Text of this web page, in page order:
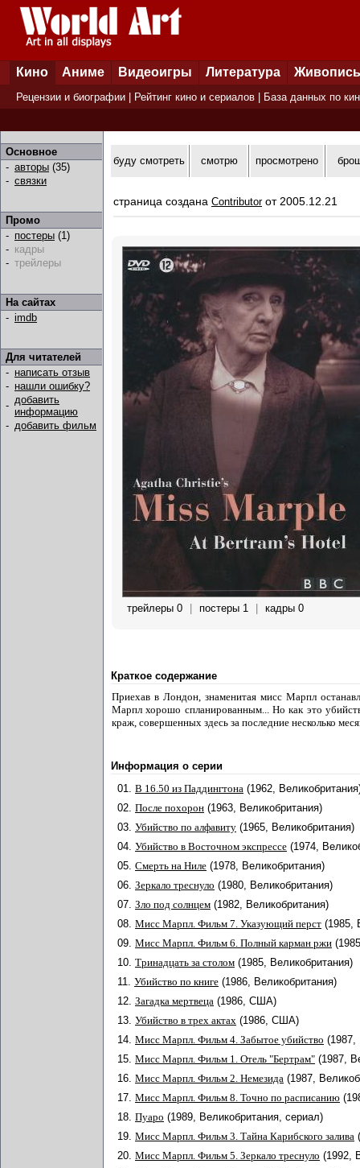
Кино Аниме Видеоигры Литература Живопись
Рецензии и биографии Рейтинг кино и сериалов База данных по
Основное
- авторы (35)
- связки
Промо
- постеры (1)
- кадры
- трейлеры
На сайтах
- imdb
Для читателей
- написать отзыв
- нашли ошибку?
- добавить
информацию
- добавить фильм
буду смотреть смотрю просмотрено
страница создана Contributorот 2005.12.21
трейлеры 0 постеры 1 кадры 0
Краткое содержание
Приехав в Лондон, знаменитая мисс Марпл
Марпл хорошо спланированным... Но как это
краж, совершенных здесь за последние несколько
Информация о серии
01. В 16.50 из Паддингтона (1962,
02. После похорон (1963, Великобритания)
03. Убийство по алфавиту (1965, Великобритания)
04. Убийство в Восточном экспрессе (1974,
05. Смерть на Ниле (1978, Великобритания)
06. Зеркало треснуло (1980, Великобритания)
07. Зло под солнцем (1982, Великобритания)
08. Мисс Марпл. Фильм 7. Указующий перст (1985,
09. Мисс Марпл. Фильм 6. Полный карман ржи
10. Тринадцать за столом (1985, Великобритания)
11. Убийство по книге (1986, Великобритания)
12. Загадка мертвеца (1986, США)
13. Убийство в трех актах (1986, США)
14. Мисс Марпл. Фильм 4. Забытое убийство (1987,
15. Мисс Марпл. Фильм 1. Отель "Бертрам" (1987,
16. Мисс Марпл. Фильм 2. Немезида (1987,
17. Мисс Марпл. Фильм 8. Точно по расписанию
18. Пуаро (1989, Великобритания, сериал)
19. Мисс Марпл. Фильм 3. Тайна Карибского залива
20. Мисс Марпл. Фильм 5. Зеркало треснуло (1992,